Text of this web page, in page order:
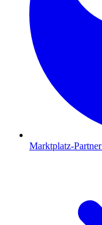
Marktplatz-Partner